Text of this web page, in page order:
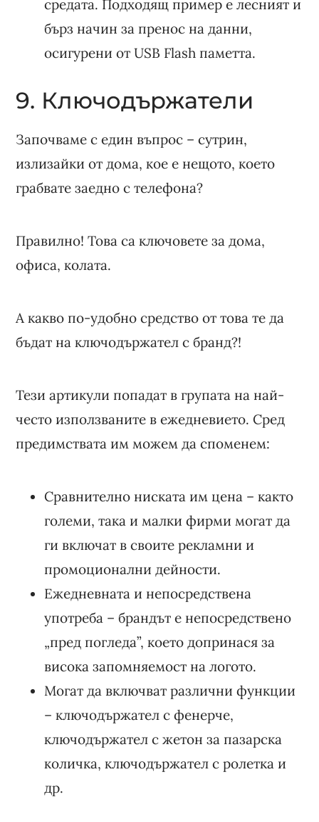
средата. Подходящ пример е лесният и
бърз начин за пренос на данни,
осигурени от USB Flash паметта.
9. Ключодържатели
Започваме с един въпрос – сутрин,
излизайки от дома, кое е нещото, което
грабвате заедно с телефона?
Правилно! Това са ключовете за дома,
офиса, колата.
А какво по-удобно средство от това те да
бъдат на ключодържател с бранд?!
Тези артикули попадат в групата на най-
често използваните в ежедневието. Сред
предимствата им можем да споменем:
Сравнително ниската им цена – както
големи, така и малки фирми могат да
ги включат в своите рекламни и
промоционални дейности.
Ежедневната и непосредствена
употреба – брандът е непосредствено
„пред погледа”, което допринася за
висока запомняемост на логото.
Могат да включват различни функции
– ключодържател с фенерче,
ключодържател с жетон за пазарска
количка, ключодържател с ролетка и
др.